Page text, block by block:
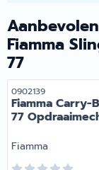
Fiamma
77
Artikelnummer
0902139
Fiamma Carry-
77
Merk:
Fiamma